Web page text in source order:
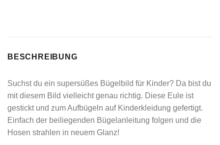
BESCHREIBUNG
Suchst du ein supersüßes Bügelbild für Kinder? Da bist du
mit diesem Bild vielleicht genau richtig. Diese Eule ist
gestickt und zum Aufbügeln auf Kinderkleidung gefertigt.
Einfach der beiliegenden Bügelanleitung folgen und die
Hosen strahlen in neuem Glanz!